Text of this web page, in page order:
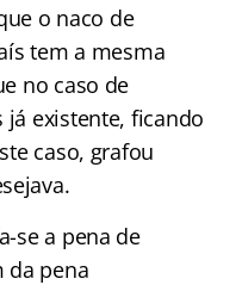
o naco de
tem a mesma
no caso de
existente, ficando
caso, grafou
se a pena de
da pena